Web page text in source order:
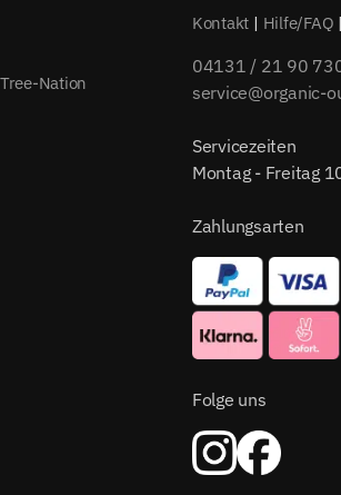
Nation
Kontakt | Hilfe/FAQ |
04131 / 21 90
service@organic-
Servicezeiten
Montag - Freitag
Zahlungsarten
Folge uns